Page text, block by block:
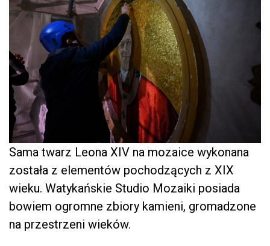
Sama twarz Leona XIV na mozaice wykonana
została z elementów pochodzących z XIX
wieku. Watykańskie Studio Mozaiki posiada
bowiem ogromne zbiory kamieni, gromadzone
na przestrzeni wieków.